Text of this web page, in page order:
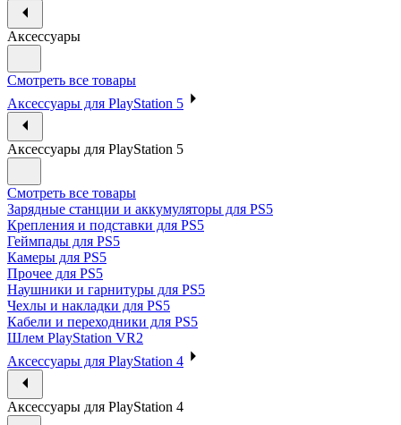
Аксессуары
Смотреть все товары
Аксессуары для PlayStation 5
Аксессуары для PlayStation 5
Смотреть все товары
Зарядные станции и аккумуляторы для PS5
Крепления и подставки для PS5
Геймпады для PS5
Камеры для PS5
Прочее для PS5
Наушники и гарнитуры для PS5
Чехлы и накладки для PS5
Кабели и переходники для PS5
Шлем PlayStation VR2
Аксессуары для PlayStation 4
Аксессуары для PlayStation 4